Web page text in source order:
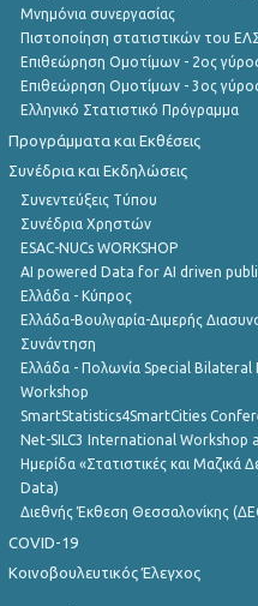
Μνημόνια συνεργασίας
Πιστοποίηση στατιστικών του
Επιθεώρηση Ομοτίμων - 2ος
Επιθεώρηση Ομοτίμων - 3ος
Ελληνικό Στατιστικό Πρόγραμμα
Προγράμματα και Εκθέσεις
Συνέδρια και Εκδηλώσεις
Συνεντεύξεις Τύπου
Συνέδρια Χρηστών
ESAC-NUCs WORKSHOP
AI powered Data for AI driven
Ελλάδα - Κύπρος
Ελλάδα-Βουλγαρία-Διμερής
Συνάντηση
Ελλάδα - Πολωνία Special Bilateral
Workshop
SmartStatistics4SmartCities
Net-SILC3 International Workshop
Ημερίδα «Στατιστικές και Μαζικά
Data)
Διεθνής Έκθεση Θεσσαλονίκης
COVID-19
Κοινοβουλευτικός Έλεγχος